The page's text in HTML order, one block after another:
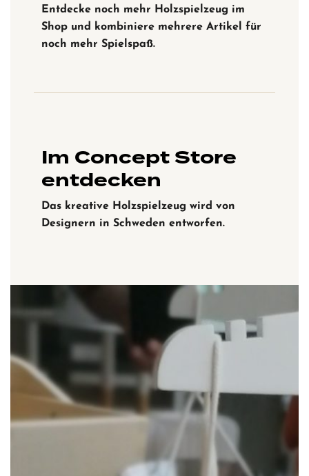
Entdecke noch mehr Holzspielzeug im
Shop und kombiniere mehrere Artikel für
noch mehr Spielspaß.
Im Concept Store
entdecken
Das kreative Holzspielzeug wird von
Designern in Schweden entworfen.